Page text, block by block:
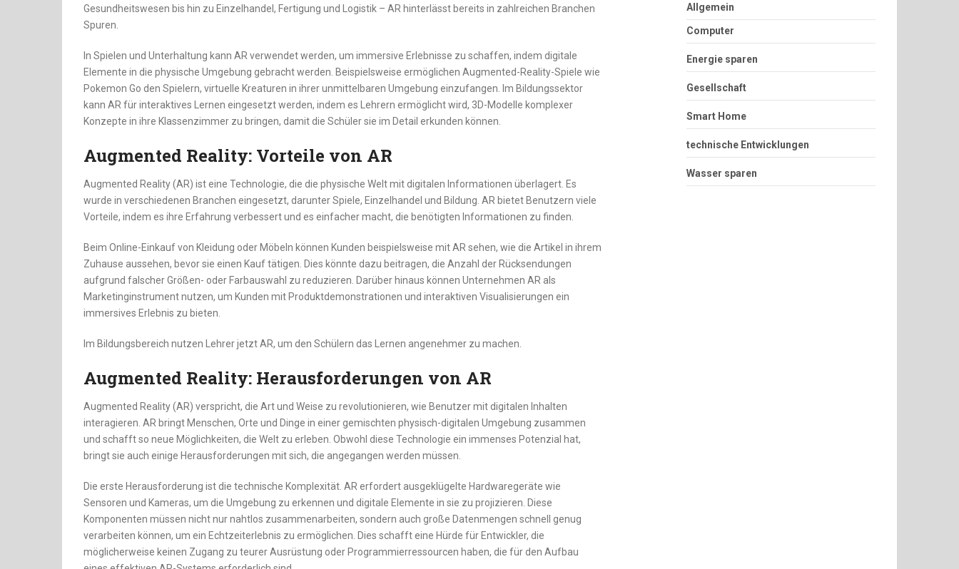
Gesundheitswesen bis hin zu Einzelhandel, Fertigung und Logistik – AR hinterlässt bereits in zahlreichen Branchen
Spuren.
In Spielen und Unterhaltung kann AR verwendet werden, um immersive Erlebnisse zu schaffen, indem digitale
Elemente in die physische Umgebung gebracht werden. Beispielsweise ermöglichen Augmented-Reality-Spiele wie
Pokemon Go den Spielern, virtuelle Kreaturen in ihrer unmittelbaren Umgebung einzufangen. Im Bildungssektor
kann AR für interaktives Lernen eingesetzt werden, indem es Lehrern ermöglicht wird, 3D-Modelle komplexer
Konzepte in ihre Klassenzimmer zu bringen, damit die Schüler sie im Detail erkunden können.
Augmented Reality: Vorteile von AR
Augmented Reality (AR) ist eine Technologie, die die physische Welt mit digitalen Informationen überlagert. Es
wurde in verschiedenen Branchen eingesetzt, darunter Spiele, Einzelhandel und Bildung. AR bietet Benutzern viele
Vorteile, indem es ihre Erfahrung verbessert und es einfacher macht, die benötigten Informationen zu finden.
Beim Online-Einkauf von Kleidung oder Möbeln können Kunden beispielsweise mit AR sehen, wie die Artikel in ihrem
Zuhause aussehen, bevor sie einen Kauf tätigen. Dies könnte dazu beitragen, die Anzahl der Rücksendungen
aufgrund falscher Größen- oder Farbauswahl zu reduzieren. Darüber hinaus können Unternehmen AR als
Marketinginstrument nutzen, um Kunden mit Produktdemonstrationen und interaktiven Visualisierungen ein
immersives Erlebnis zu bieten.
Im Bildungsbereich nutzen Lehrer jetzt AR, um den Schülern das Lernen angenehmer zu machen.
Augmented Reality: Herausforderungen von AR
Augmented Reality (AR) verspricht, die Art und Weise zu revolutionieren, wie Benutzer mit digitalen Inhalten
interagieren. AR bringt Menschen, Orte und Dinge in einer gemischten physisch-digitalen Umgebung zusammen
und schafft so neue Möglichkeiten, die Welt zu erleben. Obwohl diese Technologie ein immenses Potenzial hat,
bringt sie auch einige Herausforderungen mit sich, die angegangen werden müssen.
Die erste Herausforderung ist die technische Komplexität. AR erfordert ausgeklügelte Hardwaregeräte wie
Sensoren und Kameras, um die Umgebung zu erkennen und digitale Elemente in sie zu projizieren. Diese
Komponenten müssen nicht nur nahtlos zusammenarbeiten, sondern auch große Datenmengen schnell genug
verarbeiten können, um ein Echtzeiterlebnis zu ermöglichen. Dies schafft eine Hürde für Entwickler, die
möglicherweise keinen Zugang zu teurer Ausrüstung oder Programmierressourcen haben, die für den Aufbau
Allgemein
Computer
Energie sparen
Gesellschaft
Smart Home
technische Entwicklungen
Wasser sparen